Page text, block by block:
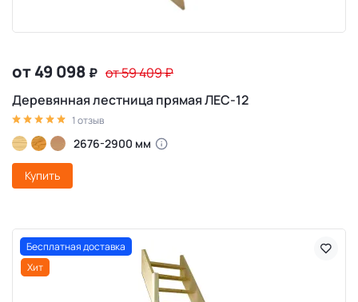
от 49 098 ₽ от 59 409₽
Деревянная лестница прямая ЛЕС-12
1 отзыв
2676-2900 мм
Купить
Бесплатная доставка
Хит